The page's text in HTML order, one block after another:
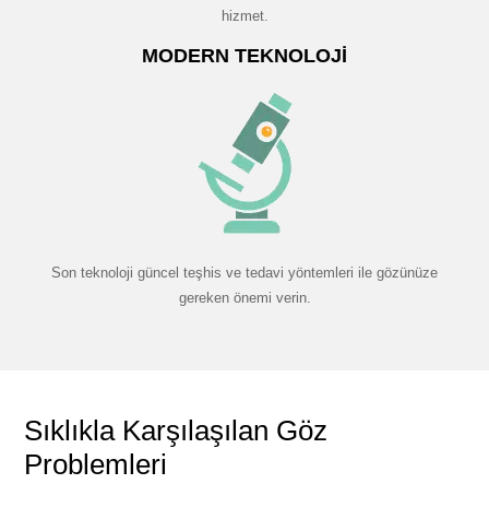
hizmet.
MODERN TEKNOLOJI
Son teknoloji güncel teşhis ve tedavi yöntemleri ile gözünüze
gereken önemi verin.
Sıklıkla Karşılaşılan Göz
Problemleri